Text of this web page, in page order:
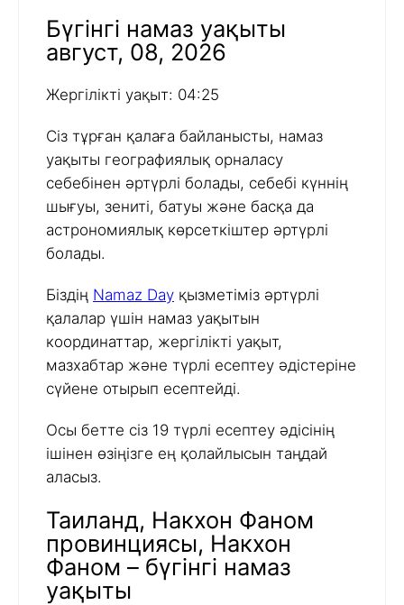
Бүгінгі намаз уақыты
август, 08, 2026
Жергілікті уақыт: 04:25
Сіз тұрған қалаға байланысты, намаз
уақыты географиялық орналасу
себебінен әртүрлі болады, себебі күннің
шығуы, зениті, батуы және басқа да
астрономиялық көрсеткіштер әртүрлі
болады.
Біздің Namaz Day қызметіміз әртүрлі
қалалар үшін намаз уақытын
координаттар, жергілікті уақыт,
мазхабтар және түрлі есептеу әдістеріне
сүйене отырып есептейді.
Осы бетте сіз 19 түрлі есептеу әдісінің
ішінен өзіңізге ең қолайлысын таңдай
аласыз.
Таиланд, Накхон Фаном
провинциясы, Накхон
Фаном – бүгінгі намаз
уақыты